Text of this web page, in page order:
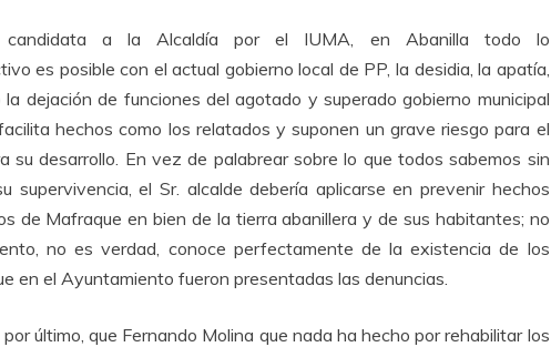
candidata a la Alcaldía por el IUMA, en Abanilla todo lo
es posible con el actual gobierno local de PP, la desidia, la apatía,
dejación de funciones del agotado y superado gobierno municipal
hechos como los relatados y suponen un grave riesgo para el
su desarrollo. En vez de palabrear sobre lo que todos sabemos sin
supervivencia, el Sr. alcalde debería aplicarse en prevenir hechos
de Mafraque en bien de la tierra abanillera y de sus habitantes; no
no es verdad, conoce perfectamente de la existencia de los
en el Ayuntamiento fueron presentadas las denuncias.
por último, que Fernando Molina que nada ha hecho por rehabilitar los